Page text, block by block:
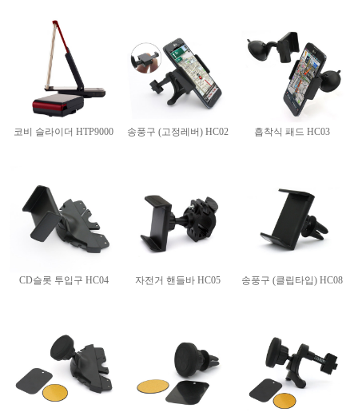
코비 슬라이더 HTP9000 송풍구 (고정레버) HC02 흡착식 패드 HC03
CD슬롯 투입구 HC04 자전거 핸들바 HC05 송풍구 (클립타입) HC08